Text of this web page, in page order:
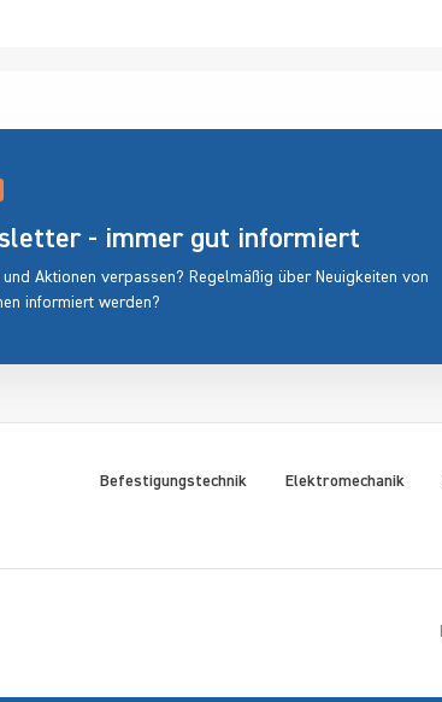
- immer gut informiert
Aktionen verpassen? Regelmäßig über Neuigkeiten von
informiert werden?
Befestigungstechnik Elektromechanik